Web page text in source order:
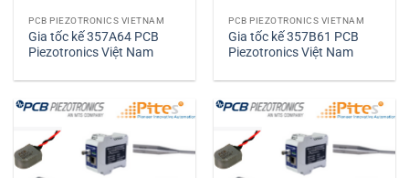
PCB PIEZOTRONICS VIETNAM
Gia tốc kế 357A64 PCB
Piezotronics Việt Nam
PCB PIEZOTRONICS VIETNAM
Gia tốc kế 357B61 PCB
Piezotronics Việt Nam